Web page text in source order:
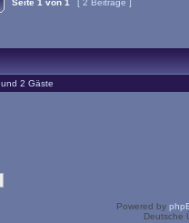
Seite 1 von 1
[ 2 Beiträge ]
und 2 Gäste
Powered by
Deutsche